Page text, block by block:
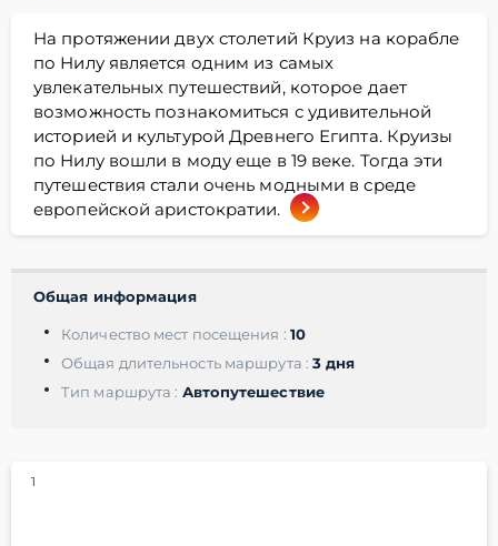
На протяжении двух столетий Круиз на корабле
по Нилу является одним из самых
увлекательных путешествий, которое дает
возможность познакомиться с удивительной
историей и культурой Древнего Египта. Круизы
по Нилу вошли в моду еще в 19 веке. Тогда эти
путешествия стали очень модными в среде
европейской аристократии.
Общая информация
Количество мест посещения : 10
Общaя длительность маршрута : 3 дня
Тип маршрута : Автопутешествие
1